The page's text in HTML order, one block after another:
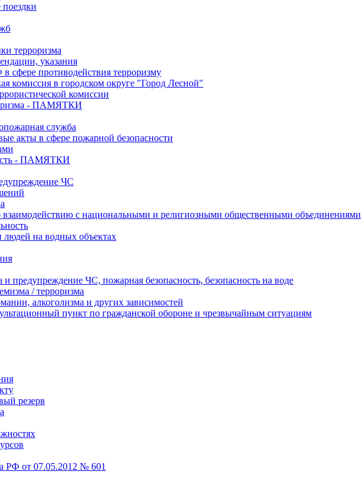
терроризма
указания
в сфере противодействия терроризму
комиссия в городском округе "Город Лесной"
комиссии
- ПАМЯТКИ
служба
акты в сфере пожарной безопасности
- ПАМЯТКИ
ЧС
взаимодействию с национальными и религиозными общественными объединениями
людей на водных объектах
и предупреждение ЧС, пожарная безопасность, безопасность на воде
/ терроризма
алкоголизма и других зависимостей
пункт по гражданской обороне и чрезвычайным ситуациям
резерв
РФ от 07.05.2012 № 601